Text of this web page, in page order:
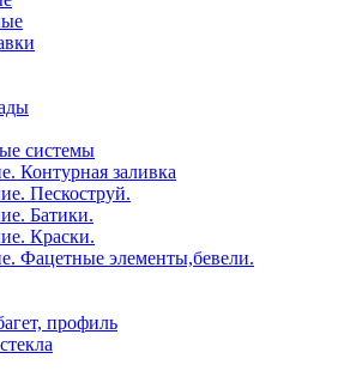
системы
Контурная заливка
Пескоструй.
Батики.
Краски.
Фацетные элементы,бевели.
профиль